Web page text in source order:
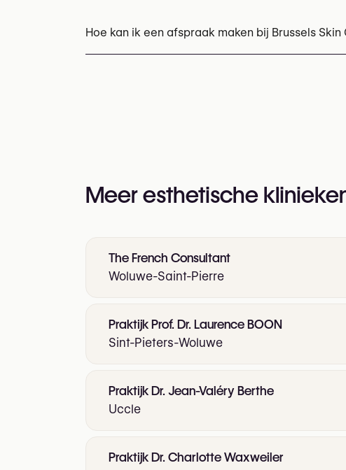
Hoe kan ik een afspraak maken bij Brussels
Meer esthetische
The French Consultant
Woluwe-Saint-Pierre
Praktijk Prof. Dr. Laurence BOON
Sint-Pieters-Woluwe
Praktijk Dr. Jean-Valéry Berthe
Uccle
Praktijk Dr. Charlotte Waxweiler